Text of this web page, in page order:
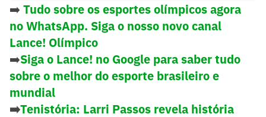
➡️ Tudo sobre os esportes olímpicos agora
no WhatsApp. Siga o nosso novo canal
Lance! Olímpico
➡️Siga o Lance! no Google para saber tudo
sobre o melhor do esporte brasileiro e
mundial
➡️Tenistória: Larri Passos revela história